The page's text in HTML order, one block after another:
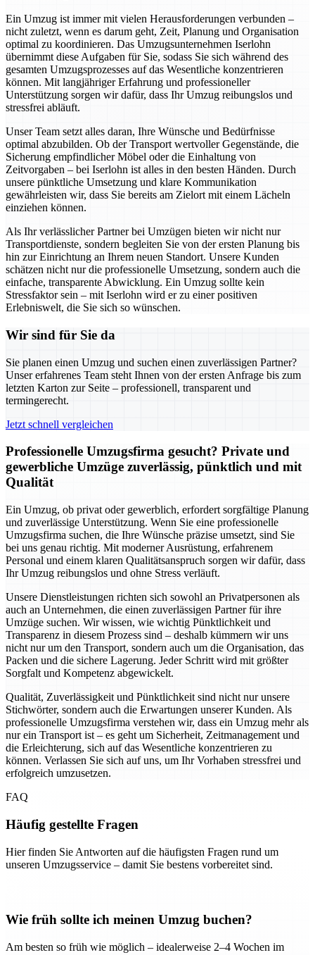
Ein Umzug ist immer mit vielen Herausforderungen verbunden –
nicht zuletzt, wenn es darum geht, Zeit, Planung und Organisation
optimal zu koordinieren. Das Umzugsunternehmen Iserlohn
übernimmt diese Aufgaben für Sie, sodass Sie sich während des
gesamten Umzugsprozesses auf das Wesentliche konzentrieren
können. Mit langjähriger Erfahrung und professioneller
Unterstützung sorgen wir dafür, dass Ihr Umzug reibungslos und
stressfrei abläuft.
Unser Team setzt alles daran, Ihre Wünsche und Bedürfnisse
optimal abzubilden. Ob der Transport wertvoller Gegenstände, die
Sicherung empfindlicher Möbel oder die Einhaltung von
Zeitvorgaben – bei Iserlohn ist alles in den besten Händen. Durch
unsere pünktliche Umsetzung und klare Kommunikation
gewährleisten wir, dass Sie bereits am Zielort mit einem Lächeln
einziehen können.
Als Ihr verlässlicher Partner bei Umzügen bieten wir nicht nur
Transportdienste, sondern begleiten Sie von der ersten Planung bis
hin zur Einrichtung an Ihrem neuen Standort. Unsere Kunden
schätzen nicht nur die professionelle Umsetzung, sondern auch die
einfache, transparente Abwicklung. Ein Umzug sollte kein
Stressfaktor sein – mit Iserlohn wird er zu einer positiven
Erlebniswelt, die Sie sich so wünschen.
Wir sind für Sie da
Sie planen einen Umzug und suchen einen zuverlässigen Partner?
Unser erfahrenes Team steht Ihnen von der ersten Anfrage bis zum
letzten Karton zur Seite – professionell, transparent und
termingerecht.
Jetzt schnell vergleichen
Professionelle Umzugsfirma gesucht? Private und
gewerbliche Umzüge zuverlässig, pünktlich und mit
Qualität
Ein Umzug, ob privat oder gewerblich, erfordert sorgfältige Planung
und zuverlässige Unterstützung. Wenn Sie eine professionelle
Umzugsfirma suchen, die Ihre Wünsche präzise umsetzt, sind Sie
bei uns genau richtig. Mit moderner Ausrüstung, erfahrenem
Personal und einem klaren Qualitätsanspruch sorgen wir dafür, dass
Ihr Umzug reibungslos und ohne Stress verläuft.
Unsere Dienstleistungen richten sich sowohl an Privatpersonen als
auch an Unternehmen, die einen zuverlässigen Partner für ihre
Umzüge suchen. Wir wissen, wie wichtig Pünktlichkeit und
Transparenz in diesem Prozess sind – deshalb kümmern wir uns
nicht nur um den Transport, sondern auch um die Organisation, das
Packen und die sichere Lagerung. Jeder Schritt wird mit größter
Sorgfalt und Kompetenz abgewickelt.
Qualität, Zuverlässigkeit und Pünktlichkeit sind nicht nur unsere
Stichwörter, sondern auch die Erwartungen unserer Kunden. Als
professionelle Umzugsfirma verstehen wir, dass ein Umzug mehr als
nur ein Transport ist – es geht um Sicherheit, Zeitmanagement und
die Erleichterung, sich auf das Wesentliche konzentrieren zu
können. Verlassen Sie sich auf uns, um Ihr Vorhaben stressfrei und
erfolgreich umzusetzen.
FAQ
Häufig gestellte Fragen
Hier finden Sie Antworten auf die häufigsten Fragen rund um
unseren Umzugsservice – damit Sie bestens vorbereitet sind.
Wie früh sollte ich meinen Umzug buchen?
Am besten so früh wie möglich – idealerweise 2–4 Wochen im